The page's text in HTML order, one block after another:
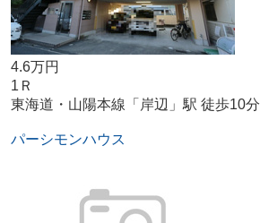
4.6万円
1Ｒ
東海道・山陽本線「岸辺」駅 徒歩10分
パーシモンハウス